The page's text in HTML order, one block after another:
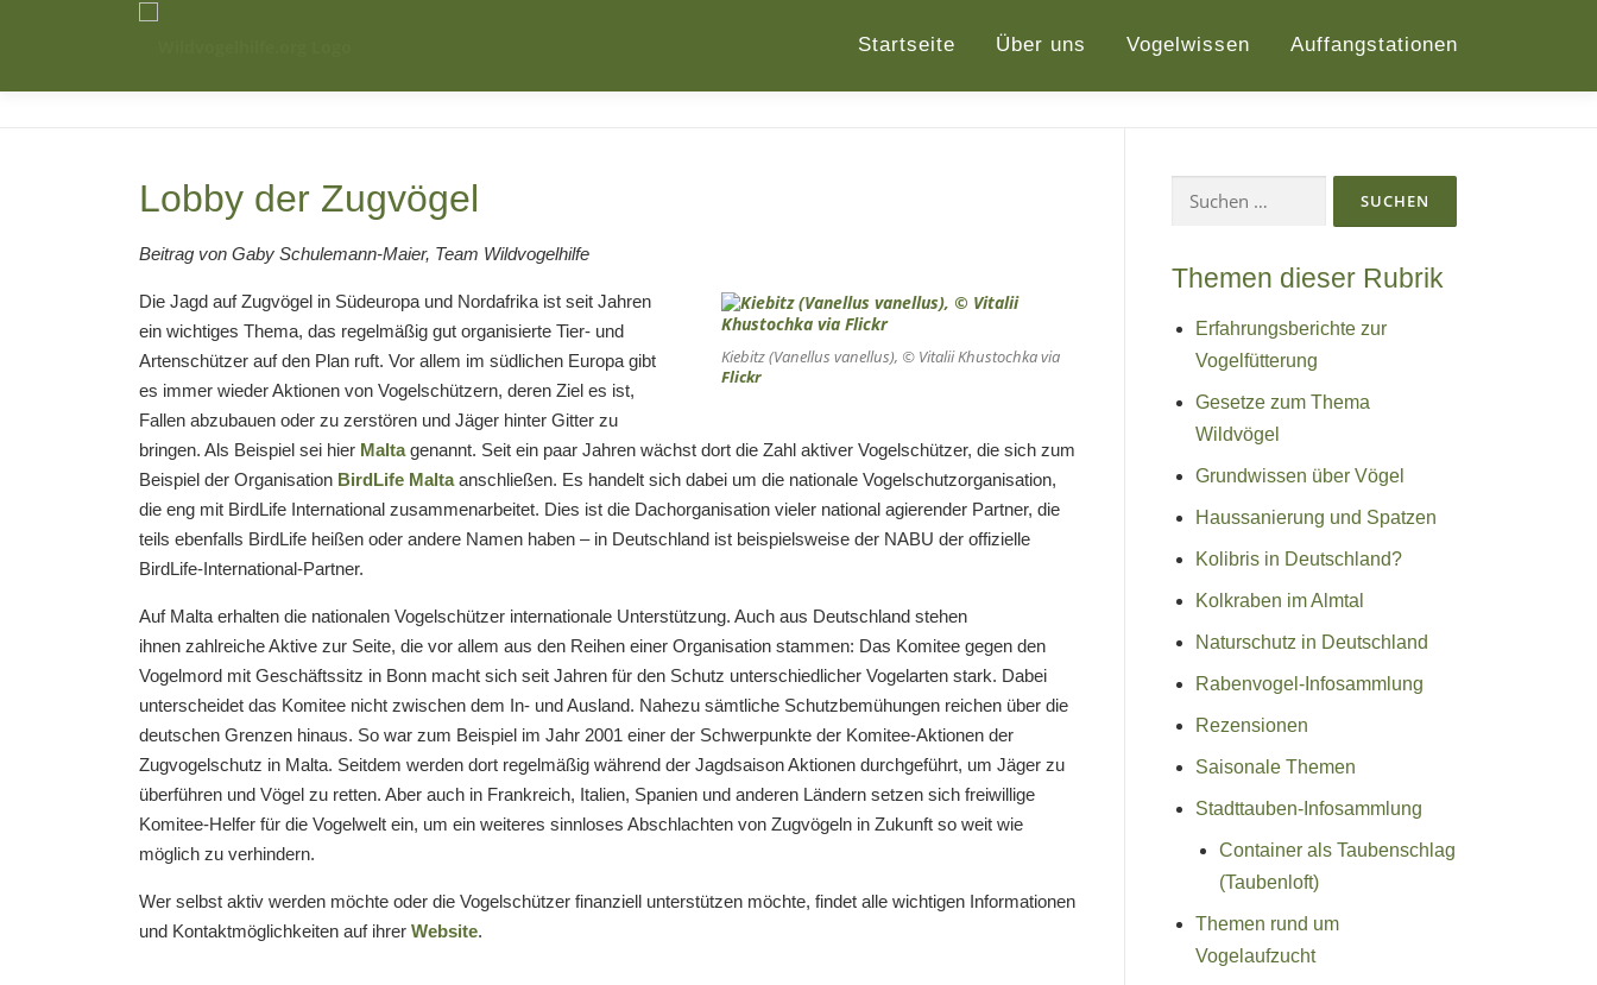
Startseite Über uns Vogelwissen Auffangstationen
Lobby der Zugvögel
Beitrag von Gaby Schulemann-Maier, Team Wildvogelhilfe
Kiebitz (Vanellus vanellus), © Vitalii Khustochka via
Flickr
Die Jagd auf Zugvögel in Südeuropa und Nordafrika ist seit Jahren
ein wichtiges Thema, das regelmäßig gut organisierte Tier- und
Artenschützer auf den Plan ruft. Vor allem im südlichen Europa gibt
es immer wieder Aktionen von Vogelschützern, deren Ziel es ist,
Fallen abzubauen oder zu zerstören und Jäger hinter Gitter zu
bringen. Als Beispiel sei hier Maltagenannt. Seit ein paar Jahren wächst dort die Zahl aktiver Vogelschützer, die sich zum
Beispiel der Organisation BirdLife Maltaanschließen. Es handelt sich dabei um die nationale Vogelschutzorganisation,
die eng mit BirdLife International zusammenarbeitet. Dies ist die Dachorganisation vieler national agierender Partner, die
teils ebenfalls BirdLife heißen oder andere Namen haben – in Deutschland ist beispielsweise der NABU der offizielle
BirdLife-International-Partner.
Auf Malta erhalten die nationalen Vogelschützer internationale Unterstützung. Auch aus Deutschland stehen
ihnen zahlreiche Aktive zur Seite, die vor allem aus den Reihen einer Organisation stammen: Das Komitee gegen den
Vogelmord mit Geschäftssitz in Bonn macht sich seit Jahren für den Schutz unterschiedlicher Vogelarten stark. Dabei
unterscheidet das Komitee nicht zwischen dem In- und Ausland. Nahezu sämtliche Schutzbemühungen reichen über die
deutschen Grenzen hinaus. So war zum Beispiel im Jahr 2001 einer der Schwerpunkte der Komitee-Aktionen der
Zugvogelschutz in Malta. Seitdem werden dort regelmäßig während der Jagdsaison Aktionen durchgeführt, um Jäger zu
überführen und Vögel zu retten. Aber auch in Frankreich, Italien, Spanien und anderen Ländern setzen sich freiwillige
Komitee-Helfer für die Vogelwelt ein, um ein weiteres sinnloses Abschlachten von Zugvögeln in Zukunft so weit wie
möglich zu verhindern.
Wer selbst aktiv werden möchte oder die Vogelschützer finanziell unterstützen möchte, findet alle wichtigen Informationen
und Kontaktmöglichkeiten auf ihrer Website.
nach:
Themen dieser Rubrik
Erfahrungsberichte zur
Vogelfütterung
Gesetze zum Thema
Wildvögel
Grundwissen über Vögel
Haussanierung und Spatzen
Kolibris in Deutschland?
Kolkraben im Almtal
Naturschutz in Deutschland
Rabenvogel-Infosammlung
Rezensionen
Saisonale Themen
Stadttauben-Infosammlung
Container als Taubenschlag
(Taubenloft)
Themen rund um
Vogelaufzucht